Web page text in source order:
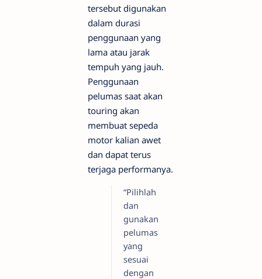
tersebut digunakan
dalam durasi
penggunaan yang
lama atau jarak
tempuh yang jauh.
Penggunaan
pelumas saat akan
touring akan
membuat sepeda
motor kalian awet
dan dapat terus
terjaga performanya.
“Pilihlah
dan
gunakan
pelumas
yang
sesuai
dengan